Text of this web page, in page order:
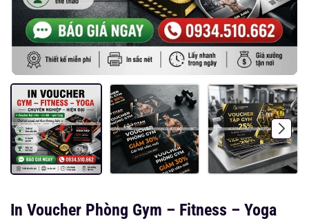
In Voucher Phòng Gym – Fitness – Yoga